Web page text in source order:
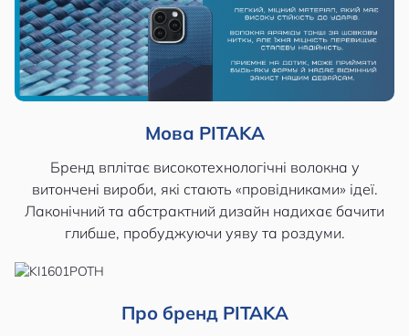
Мова PITAKA
Бренд вплітає високотехнологічні волокна у
витончені вироби, які стають «провідниками» ідеї.
Лаконічний та абстрактний дизайн надихає бачити
глибше, пробуджуючи уяву та роздуми.
Про бренд PITAKA